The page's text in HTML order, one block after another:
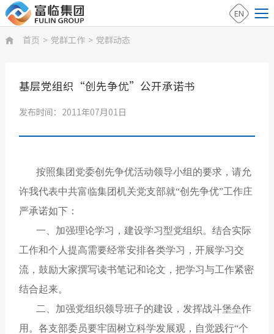
EN
 首页 > 党群工作 > 党群动态
基层党组织“创先争优”公开承诺书
发布时间：2011年07月01日
按照集团党委创先争优活动领导小组的要求，请允
许我代表中共富临集团机关党支部就“创先争优”工作庄
严承诺如下：
一、加强理论学习，建设学习型党组织。结合实际
工作和个人提高需要经常安排各类学习，开展学习交
流，鼓励大家撰写读书笔记和论文，把学习与工作紧密
结合起来。
二、加强党组织领导班子的建设，发挥战斗堡垒作
用。各支部委员要牢固树立科学发展观，自觉践行“个